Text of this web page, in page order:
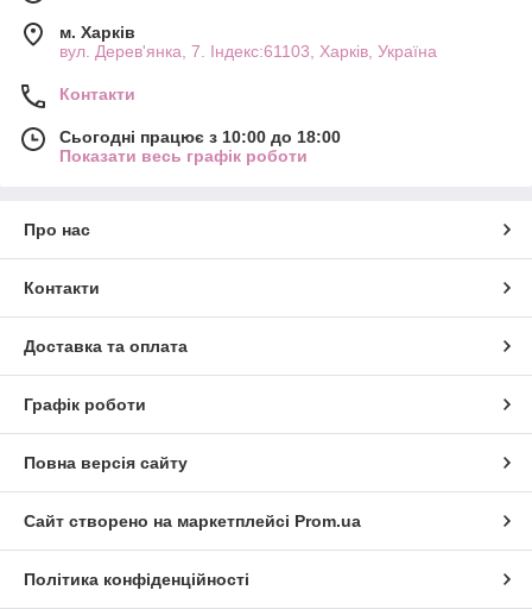
м. Харків
вул. Дерев'янка, 7. Індекс:61103, Харків, Україна
Контакти
Сьогодні працює з 10:00 до 18:00
Показати весь графік роботи
Про нас
Контакти
Доставка та оплата
Графік роботи
Повна версія сайту
Сайт створено на маркетплейсі Prom.ua
Політика конфіденційності